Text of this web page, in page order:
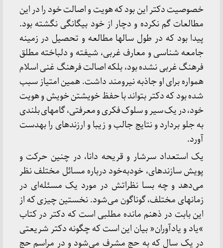
خصوصیت دکتر این بود که هویت و اصالت خود را در این
مطالعات گم نکرده و دچار از خود بیگانگى نگشته بود.
پیدا بود که در طول سال‏ها مطالعه و تحصیل در زمینه
جامعه ‏شناسى و معارف غربى، شیفته و دلباخته مطلق
فرهنگ غربى نشده بود، بلکه اصالت فرهنگ غنى اسلام
همواره براى او جاذبه نیرومند داشت. همین امتیاز سبب
شده بود که دکتر بتواند با حفظ خویشتن خویش و هویت
خود، در یک سیر و سلوک فکرى و معرفتى، گام‏هاى بلندى
به جلو بردارد و نتایج جالب و زیبا و ارزنده‏اى را به‏دست
آورد.
یک استعداد سرشار و قریحه دانا، در چنین حرکت و
پویش سازنده‏اى، خودبه‏‌خود درباره مسائل مختلف نظر
مى‏‌دهد و چه‏‌ بسا نظراتش در مورد یک مسئله‏‌اى در
زمان‏هاى مختلف، گوناگون مى‏‌شود. نخستین چیزى که از
این بابت در ذهنم مانده مطلبى است که دکتر در کتاب
»یاد و یادآوران« بیان این است که چگونه دکتر شریعتى
در یک سال که به حج مشرف مى‏‌شود و در مراسم حج